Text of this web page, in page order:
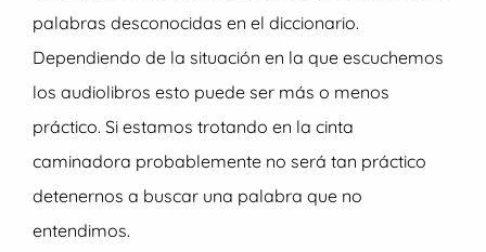
palabras desconocidas en el diccionario.
Dependiendo de la situación en la que escuchemos
los audiolibros esto puede ser más o menos
práctico. Si estamos trotando en la cinta
caminadora probablemente no será tan práctico
detenernos a buscar una palabra que no
entendimos.